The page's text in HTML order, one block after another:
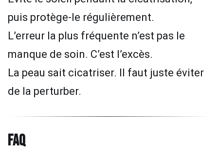
puis protège-le régulièrement.
L’erreur la plus fréquente n’est pas le
manque de soin. C’est l’excès.
La peau sait cicatriser. Il faut juste éviter
de la perturber.
FAQ